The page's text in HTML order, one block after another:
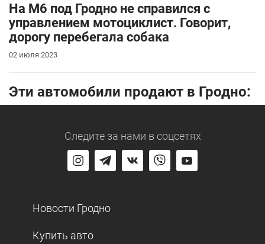
На М6 под Гродно не справился с
управлением мотоциклист. Говорит,
дорогу перебегала собака
02 июля 2023
Эти автомобили продают в Гродно:
Следите за нами в соцсетях
Новости Гродно
Купить авто